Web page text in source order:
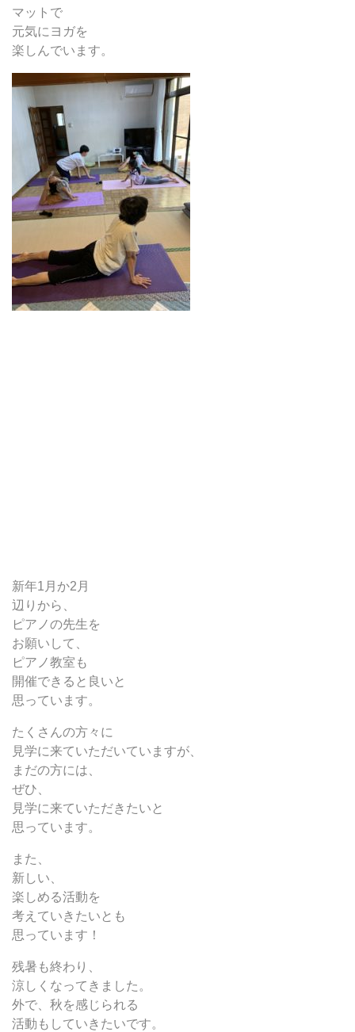
マットで
元気にヨガを
楽しんでいます。
新年1月か2月
辺りから、
ピアノの先生を
お願いして、
ピアノ教室も
開催できると良いと
思っています。
たくさんの方々に
見学に来ていただいていますが、
まだの方には、
ぜひ、
見学に来ていただきたいと
思っています。
また、
新しい、
楽しめる活動を
考えていきたいとも
思っています！
残暑も終わり、
涼しくなってきました。
外で、秋を感じられる
活動もしていきたいです。